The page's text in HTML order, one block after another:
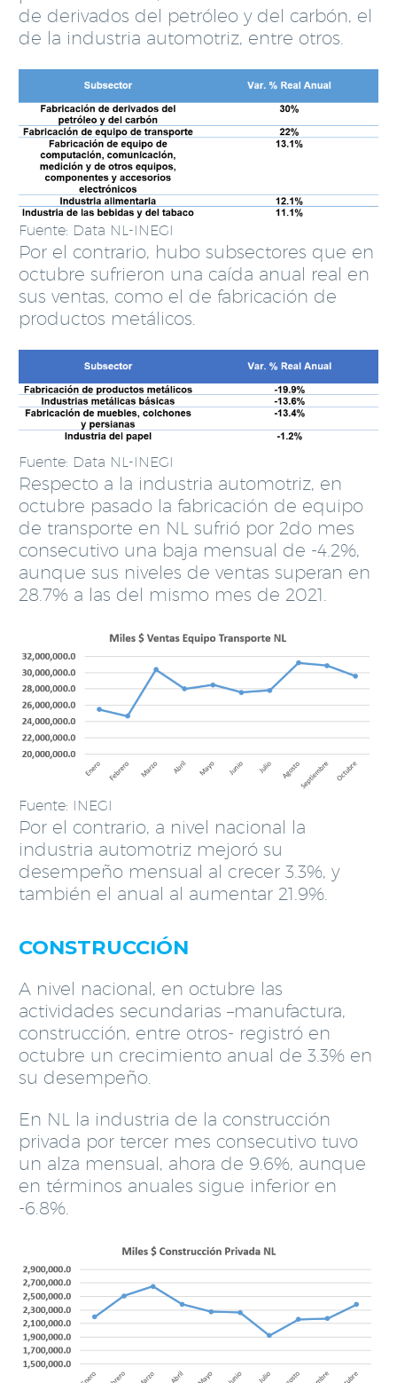
de derivados del petróleo y del carbón, el
de la industria automotriz, entre otros.
Fuente: Data NL-INEGI
Por el contrario, hubo subsectores que en
octubre sufrieron una caída anual real en
sus ventas, como el de fabricación de
productos metálicos.
Fuente: Data NL-INEGI
Respecto a la industria automotriz, en
octubre pasado la fabricación de equipo
de transporte en NL sufrió por 2do mes
consecutivo una baja mensual de -4.2%,
aunque sus niveles de ventas superan en
28.7% a las del mismo mes de 2021.
Fuente: INEGI
Por el contrario, a nivel nacional la
industria automotriz mejoró su
desempeño mensual al crecer 3.3%, y
también el anual al aumentar 21.9%.
CONSTRUCCIÓN
A nivel nacional, en octubre las
actividades secundarias –manufactura,
construcción, entre otros- registró en
octubre un crecimiento anual de 3.3% en
su desempeño.
En NL la industria de la construcción
privada por tercer mes consecutivo tuvo
un alza mensual, ahora de 9.6%, aunque
en términos anuales sigue inferior en
-6.8%.